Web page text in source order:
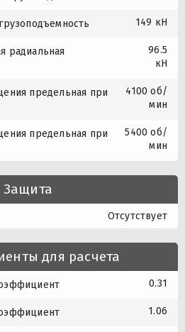
149 кН
радиальная
96.5
кН
предельная при
4100 об/
мин
предельная при
5400 об/
мин
Защита
Отсутствует
для расчета
0.31
1.06